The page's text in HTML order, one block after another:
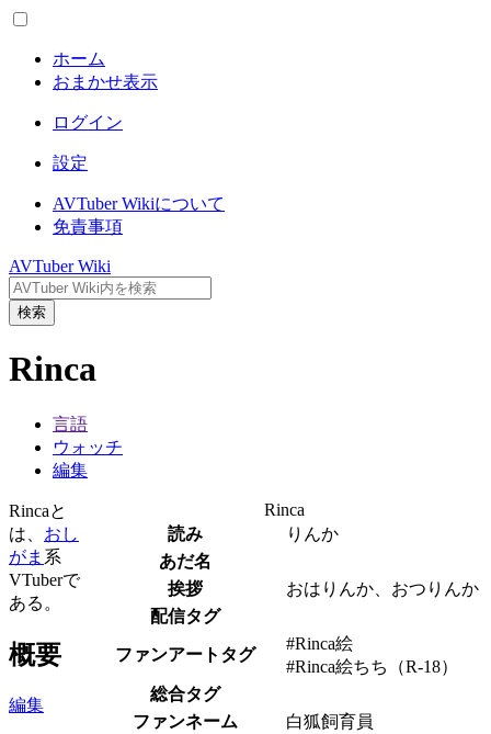
ホーム
おまかせ表示
ログイン
設定
AVTuber Wikiについて
免責事項
AVTuber Wiki
検索
Rinca
言語
ウォッチ
編集
Rinca
読み
りんか
あだ名
挨拶
おはりんか、おつりんか
配信タグ
ファンアートタグ
#Rinca絵
#Rinca絵ちち（R-18）
総合タグ
ファンネーム
白狐飼育員
Rincaと
は、 おし
がま 系
VTuberで
ある。
概要
編集